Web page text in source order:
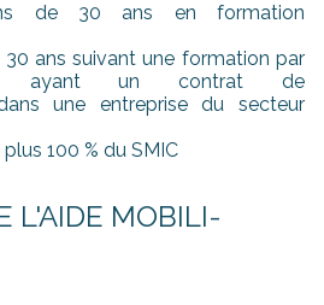
de 30 ans en formation
ans suivant une formation par
ayant un contrat de
une entreprise du secteur
100 % du SMIC
L'AIDE MOBILI-